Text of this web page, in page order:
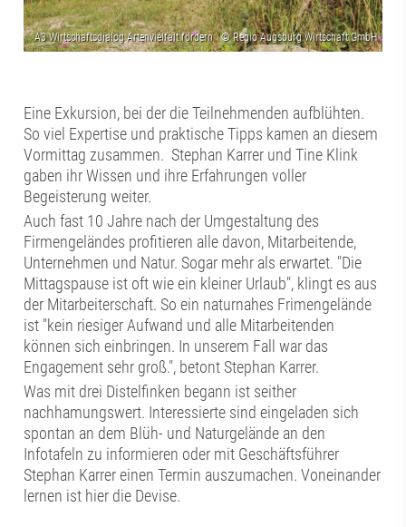
Eine Exkursion, bei der die Teilnehmenden aufblühten.
So viel Expertise und praktische Tipps kamen an diesem
Vormittag zusammen. Stephan Karrer und Tine Klink
gaben ihr Wissen und ihre Erfahrungen voller
Begeisterung weiter.
Auch fast 10 Jahre nach der Umgestaltung des
Firmengeländes profitieren alle davon, Mitarbeitende,
Unternehmen und Natur. Sogar mehr als erwartet. "Die
Mittagspause ist oft wie ein kleiner Urlaub", klingt es aus
der Mitarbeiterschaft. So ein naturnahes Frimengelände
ist "kein riesiger Aufwand und alle Mitarbeitenden
können sich einbringen. In unserem Fall war das
Engagement sehr groß.", betont Stephan Karrer.
Was mit drei Distelfinken begann ist seither
nachhamungswert. Interessierte sind eingeladen sich
spontan an dem Blüh- und Naturgelände an den
Infotafeln zu informieren oder mit Geschäftsführer
Stephan Karrer einen Termin auszumachen. Voneinander
lernen ist hier die Devise.